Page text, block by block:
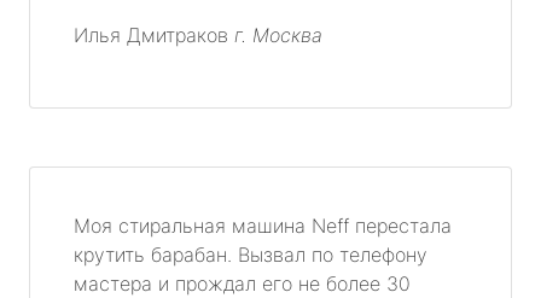
Илья Дмитраков г. Москва
Моя стиральная машина Neff перестала
крутить барабан. Вызвал по телефону
мастера и прождал его не более 30